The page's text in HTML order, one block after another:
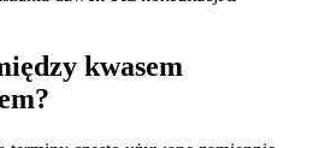
kwasem